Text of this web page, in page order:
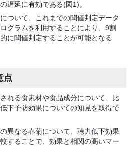
遅延に有効である(図1)。
ついて、これまでの閾値判定データ
グラムを利用することにより、9割
に閾値判定することが可能となる
点
れる食素材や食品成分について、比
下予防効果についての知見を取得で
異なる春菊について、聴力低下効果
することで、効果と相関の高いマー